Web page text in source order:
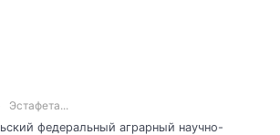
Эстафета...
федеральный аграрный научно-